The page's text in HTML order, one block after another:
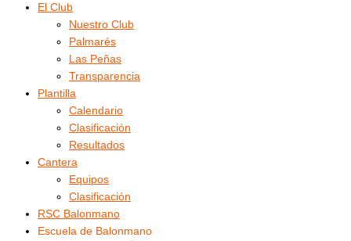
El Club
Nuestro Club
Palmarés
Las Peñas
Transparencia
Plantilla
Calendario
Clasificación
Resultados
Cantera
Equipos
Clasificación
RSC Balonmano
Escuela de Balonmano